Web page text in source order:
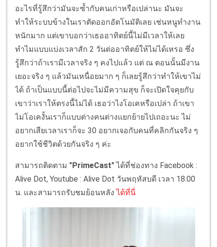
อะไรที่รู้สึกว่ามันจะซ้ำกับคนเก่าหรือเปล่านะ มันจะ
ทำให้ระบบข้างในเราตัดออกอัตโนมัติเลย เช่นหนูทำงาน
หนักมาก แต่เขาบอกว่าเธออาทิตย์นี้ไม่มีเวลาให้เลย
ทำไมแบบแบ่งเวลาสัก 2 วันต่ออาทิตย์ให้ไม่ได้เหรอ ซึ่ง
รู้สึกว่าถ้าเรามีเวลาจริง ๆ คงไปแล้ว แต่ ณ ตอนนั้นมีงาน
เยอะจริง ๆ แล้วมันเหนื่อยมาก ๆ ก็เลยรู้สึกว่าทำให้เขาไม่
ได้ ถ้าเป็นแบบนี้ต่อไปจะไม่มีความสุข ก็จะเปิดใจคุยกับ
เขาว่าเราให้ตรงนี้ไม่ได้ เธอว่าไงโอเคหรือเปล่า ถ้าเขา
ไม่โอเคงั้นเราก็แบบต่างคนต่างแยกย้ายไปเถอะนะ ไม่
อยากเสียเวลาเราก็จะ 30 อยากเจอกับคนที่คลิกกันจริง ๆ
อยากใช้ชีวิตด้วยกันจริง ๆ ค่ะ
สามารถติดตาม "PrimeCast" ได้ที่ช่องทาง Facebook :
Alive Dot, Youtube : Alive Dot วันพฤหัสบดี เวลา 18.00
น. และสามารถรับชมย้อนหลังได้ที่นี่